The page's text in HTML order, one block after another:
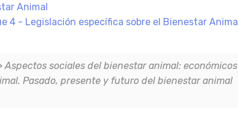
Animal
4 - Legislación específica sobre el Bienestar Animal
Aspectos sociales del bienestar animal: económicos
Pasado, presente y futuro del bienestar animal